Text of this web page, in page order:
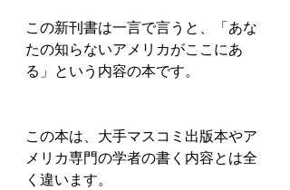
この新刊書は一言で言うと、「あな
たの知らないアメリカがここにあ
る」という内容の本です。
この本は、大手マスコミ出版本やア
メリカ専門の学者の書く内容とは全
く違います。